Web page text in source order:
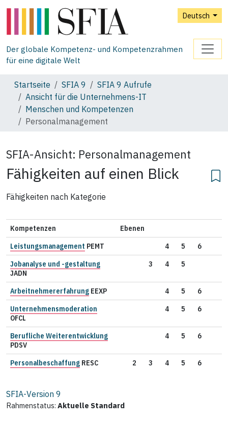
Deutsch
Der globale Kompetenz- und Kompetenzrahmen
für eine digitale Welt
Startseite SFIA 9
SFIA 9 Aufrufe
Ansicht für die Unternehmens‑IT
Menschen und Kompetenzen
Personalmanagement
SFIA-Ansicht: Personalmanagement
Fähigkeiten auf einen Blick
Fähigkeiten nach Kategorie
Kompetenzen
Ebenen
Leistungsmanagement PEMT 4 5
6
Jobanalyse und -gestaltung
JADN
3 4 5
Arbeitnehmererfahrung EEXP 4 5
6
Unternehmensmoderation
OFCL
4 5 6
Berufliche Weiterentwicklung
PDSV
4 5 6
Personalbeschaffung RESC 2 3 4 5 6
SFIA-Version 9
Rahmenstatus: Aktuelle Standard